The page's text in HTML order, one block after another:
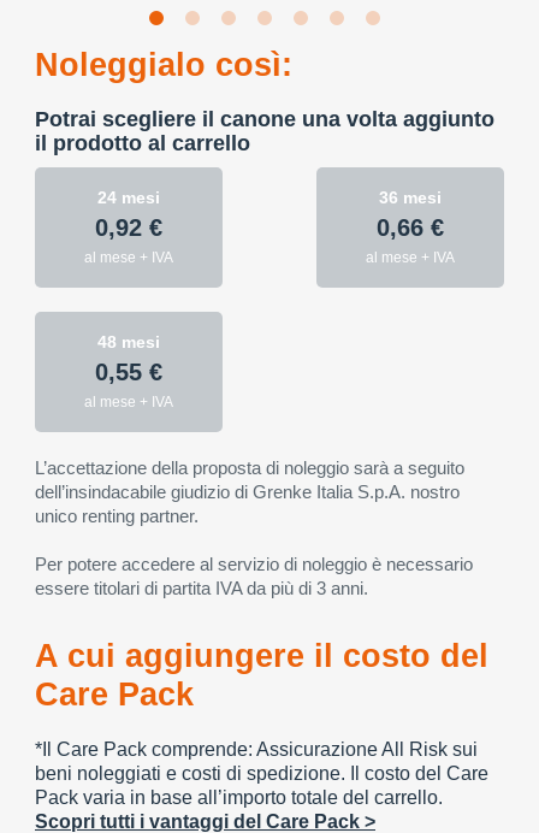
Noleggialo così:
Potrai scegliere il canone una volta aggiunto
il prodotto al carrello
24 mesi
0,92 €
al mese + IVA
36 mesi
0,66 €
al mese + IVA
48 mesi
0,55 €
al mese + IVA
L’accettazione della proposta di noleggio sarà a seguito
dell’insindacabile giudizio di Grenke Italia S.p.A. nostro
unico renting partner.
Per potere accedere al servizio di noleggio è necessario
essere titolari di partita IVA da più di 3 anni.
A cui aggiungere il costo del
Care Pack
*Il Care Pack comprende: Assicurazione All Risk sui
beni noleggiati e costi di spedizione. Il costo del Care
Pack varia in base all’importo totale del carrello.
Scopri tutti i vantaggi del Care Pack >